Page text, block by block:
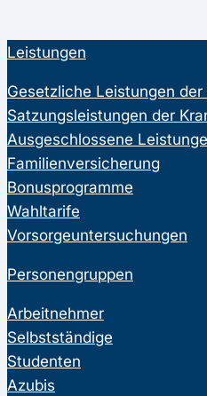
Leistungen
Gesetzliche Leistungen der
Satzungsleistungen der
Ausgeschlossene
Familienversicherung
Bonusprogramme
Wahltarife
Vorsorgeuntersuchungen
Personengruppen
Arbeitnehmer
Selbstständige
Studenten
Azubis